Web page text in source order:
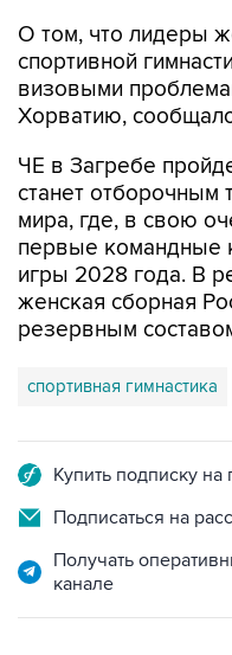
О том, что лидеры
спортивной
визовыми
Хорватию,
ЧЕ в Загребе
станет отборочным
мира, где, в свою
первые командные
игры 2028 года. В
женская сборная
резервным
спортивная гимнастика
Купить подписку
Подписаться на
Получать
канале